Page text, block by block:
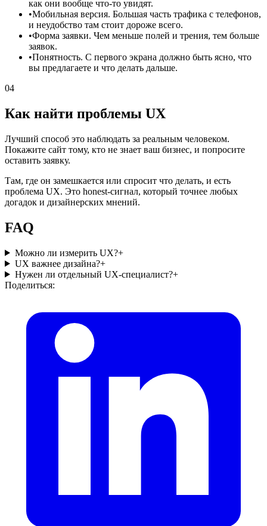
как они вообще что-то увидят.
•Мобильная версия. Большая часть трафика с телефонов,
и неудобство там стоит дороже всего.
•Форма заявки. Чем меньше полей и трения, тем больше
заявок.
•Понятность. С первого экрана должно быть ясно, что
вы предлагаете и что делать дальше.
04
Как найти проблемы UX
Лучший способ это наблюдать за реальным человеком.
Покажите сайт тому, кто не знает ваш бизнес, и попросите
оставить заявку.
Там, где он замешкается или спросит что делать, и есть
проблема UX. Это honest-сигнал, который точнее любых
догадок и дизайнерских мнений.
FAQ
Можно ли измерить UX?+
UX важнее дизайна?+
Нужен ли отдельный UX-специалист?+
Поделиться: